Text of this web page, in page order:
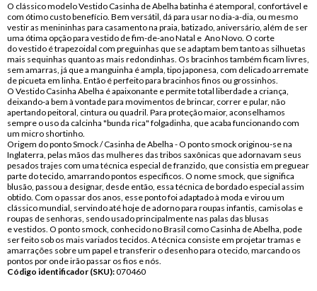
Código identificador (SKU):070460
O clássico modelo Vestido Casinha de Abelha batinha é atemporal, confortável e
com ótimo custo benefício. Bem versátil, dá para usar no dia-a-dia, ou mesmo
vestir as menininhas para casamento na praia, batizado, aniversário, além de ser
uma ótima opção para vestido de fim-de-ano Natal e Ano Novo. O corte
do vestido é trapezoidal com preguinhas que se adaptam bem tanto as silhuetas
mais sequinhas quanto as mais redondinhas. Os bracinhos também ficam livres,
sem amarras, já que a manguinha é ampla, tipo japonesa, com delicado arremate
de picueta em linha. Então é perfeito para bracinhos finos ou grossinhos.
O Vestido Casinha Abelha é apaixonante e permite total liberdade a criança,
deixando-a bem à vontade para movimentos de brincar, correr e pular, não
apertando peitoral, cintura ou quadril. Para proteção maior, aconselhamos
sempre o uso da calcinha "bunda rica" folgadinha, que acaba funcionando com
um micro shortinho.
Origem do ponto Smock / Casinha de Abelha - O ponto smock originou-se na
Inglaterra, pelas mãos das mulheres das tribos saxônicas que adornavam seus
pesados trajes com uma técnica especial de franzido, que consistia em preguear
parte do tecido, amarrando pontos específicos. O nome smock, que significa
blusão, passou a designar, desde então, essa técnica de bordado especial assim
obtido. Com o passar dos anos, esse ponto foi adaptado à moda e virou um
clássico mundial, servindo até hoje de adorno para roupas infantis, camisolas e
roupas de senhoras, sendo usado principalmente nas palas das blusas
e vestidos. O ponto smock, conhecido no Brasil como Casinha de Abelha, pode
ser feito sob os mais variados tecidos. A técnica consiste em projetar tramas e
amarrações sobre um papel e transferir o desenho para o tecido, marcando os
pontos por onde irão passar os fios e nós.